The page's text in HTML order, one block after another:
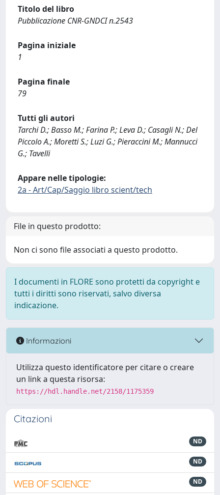
Titolo del libro
Pubblicazione CNR-GNDCI n.2543
Pagina iniziale
1
Pagina finale
79
Tutti gli autori
Tarchi D.; Basso M.; Farina P.; Leva D.; Casagli N.; Del
Piccolo A.; Moretti S.; Luzi G.; Pieraccini M.; Mannucci
G.; Tavelli
Appare nelle tipologie:
2a - Art/Cap/Saggio libro scient/tech
File in questo prodotto:
Non ci sono file associati a questo prodotto.
I documenti in FLORE sono protetti da copyright e
tutti i diritti sono riservati, salvo diversa
indicazione.
Informazioni
Utilizza questo identificatore per citare o creare
un link a questa risorsa:
https://hdl.handle.net/2158/1175359
Citazioni
ND
ND
ND